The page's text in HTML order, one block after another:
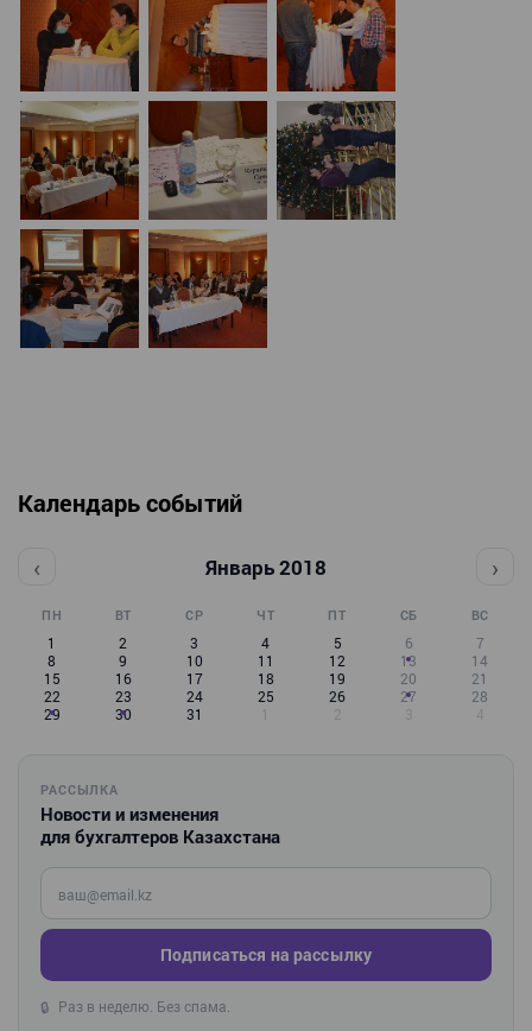
Календарь событий
‹ Январь 2018 ›
ПН ВТ СР ЧТ ПТ СБ ВС
1 2 3 4 5 6
7
8
9 10 11 12 13
14
15
16 17 18 19 20
21
22
23 24 25 26 27
28
29
30 31 1 2 3 4
РАССЫЛКА
Новости и изменения
для бухгалтеров Казахстана
Введите ваш e-mail
Подписаться на рассылку
🔒 Раз в неделю. Без спама.